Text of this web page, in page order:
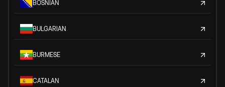
BOSNIAN
BULGARIAN
BURMESE
CATALAN